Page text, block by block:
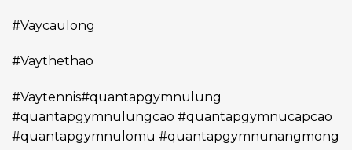
#Vaycaulong
#Vaythethao
#Vaytennis#quantapgymnulung
#quantapgymnulungcao #quantapgymnucapcao
#quantapgymnulomu #quantapgymnunangmong